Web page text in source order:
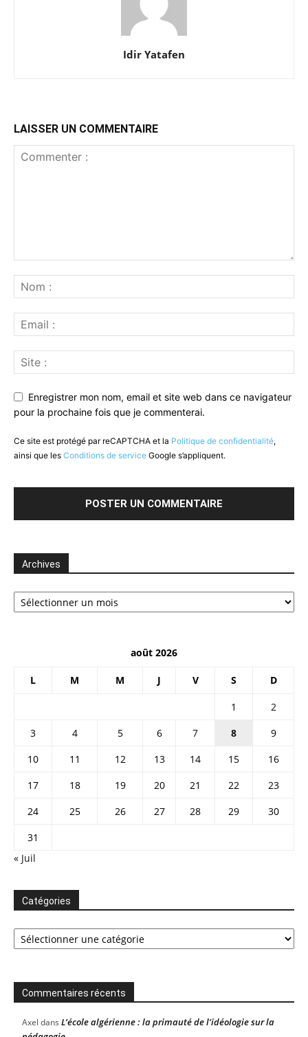
Idir Yatafen
LAISSER UN COMMENTAIRE
Enregistrer mon nom, email et site web dans ce navigateur
pour la prochaine fois que je commenterai.
Ce site est protégé par reCAPTCHA et la Politique de confidentialité,
ainsi que les Conditions de service Google s’appliquent.
Archives
Archives
août 2026
L M M J V S D
1
2
3
4 5 6 7 8
9
10
11 12 13 14 15
16
17
18 19 20 21 22
23
24
25 26 27 28 29
30
31
« Juil
Catégories
Catégories
Commentaires récents
Axel dans L’école algérienne : la primauté de l’idéologie sur la